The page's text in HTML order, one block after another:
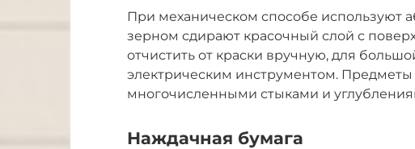
При механическом способе используют
зерном сдирают красочный слой с
отчистить от краски вручную, для
электрическим инструментом.
многочисленными стыками и
Наждачная бумага